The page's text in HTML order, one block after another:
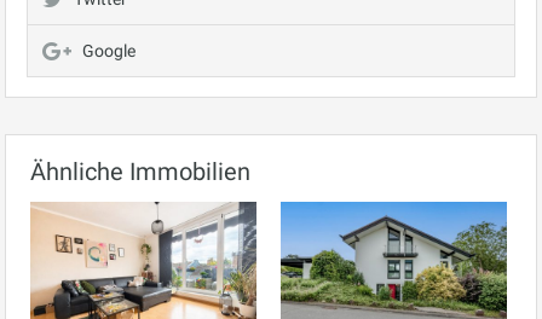
Google
Ähnliche Immobilien